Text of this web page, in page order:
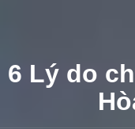
6 Lý do